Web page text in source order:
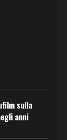
sulla
anni